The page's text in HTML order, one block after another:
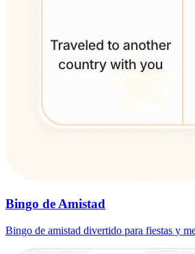
Bingo de Amistad
Bingo de amistad divertido para fiestas y